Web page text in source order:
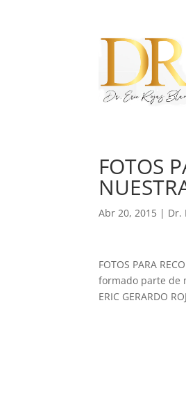
FOTOS
Abr 20, 2015| Dr.
FOTOS PARA
formado parte de
ERIC GERARDO